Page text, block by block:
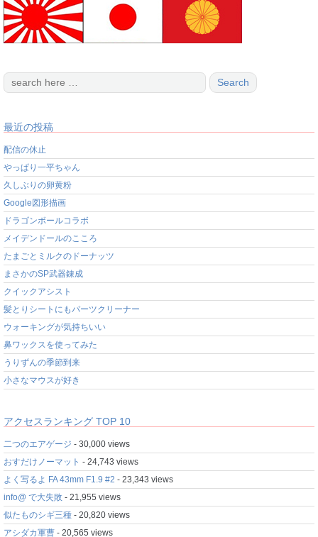
最近の投稿
配信の休止
やっぱり一平ちゃん
久しぶりの卵黄粉
Google図形描画
ドラゴンボールコラボ
メイデンドールのこころ
たまごとミルクのドーナッツ
まさかのSP武器錬成
クイックアシスト
髪とりシートにもパーツクリーナー
ウォーキングが気持ちいい
鼻ワックスを使ってみた
うりずんの季節到来
小さなマウスが好き
アクセスランキング TOP 10
二つのエアゲージ - 30,000 views
おすだけノーマット - 24,743 views
よく写るよ FA 43mm F1.9 #2 - 23,343 views
info@ で大失敗 - 21,955 views
似たものシギ三種 - 20,820 views
アシダカ軍曹 - 20,565 views